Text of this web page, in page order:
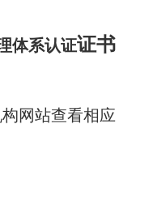
体系认证证书
网站查看相应